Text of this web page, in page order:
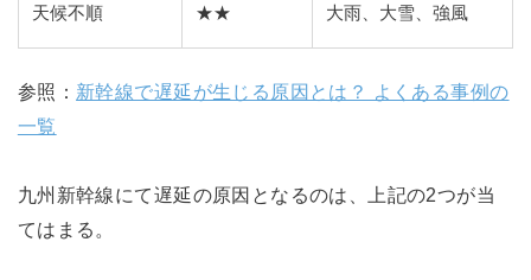
天候不順 ★★ 大雨、大雪、強風
参照： 新幹線で遅延が生じる原因とは？ よくある事例の
一覧
九州新幹線にて遅延の原因となるのは、上記の2つが当
てはまる。